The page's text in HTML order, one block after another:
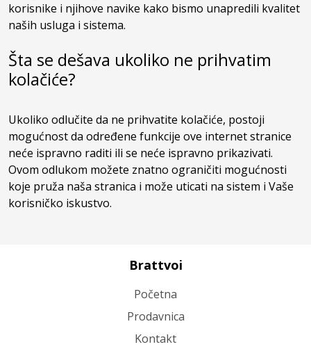
korisnike i njihove navike kako bismo unapredili kvalitet
naših usluga i sistema.
Šta se dešava ukoliko ne prihvatim
kolačiće?
Ukoliko odlučite da ne prihvatite kolačiće, postoji
mogućnost da određene funkcije ove internet stranice
neće ispravno raditi ili se neće ispravno prikazivati.
Ovom odlukom možete znatno ograničiti mogućnosti
koje pruža naša stranica i može uticati na sistem i Vaše
korisničko iskustvo.
Brattvoi
Početna
Prodavnica
Kontakt